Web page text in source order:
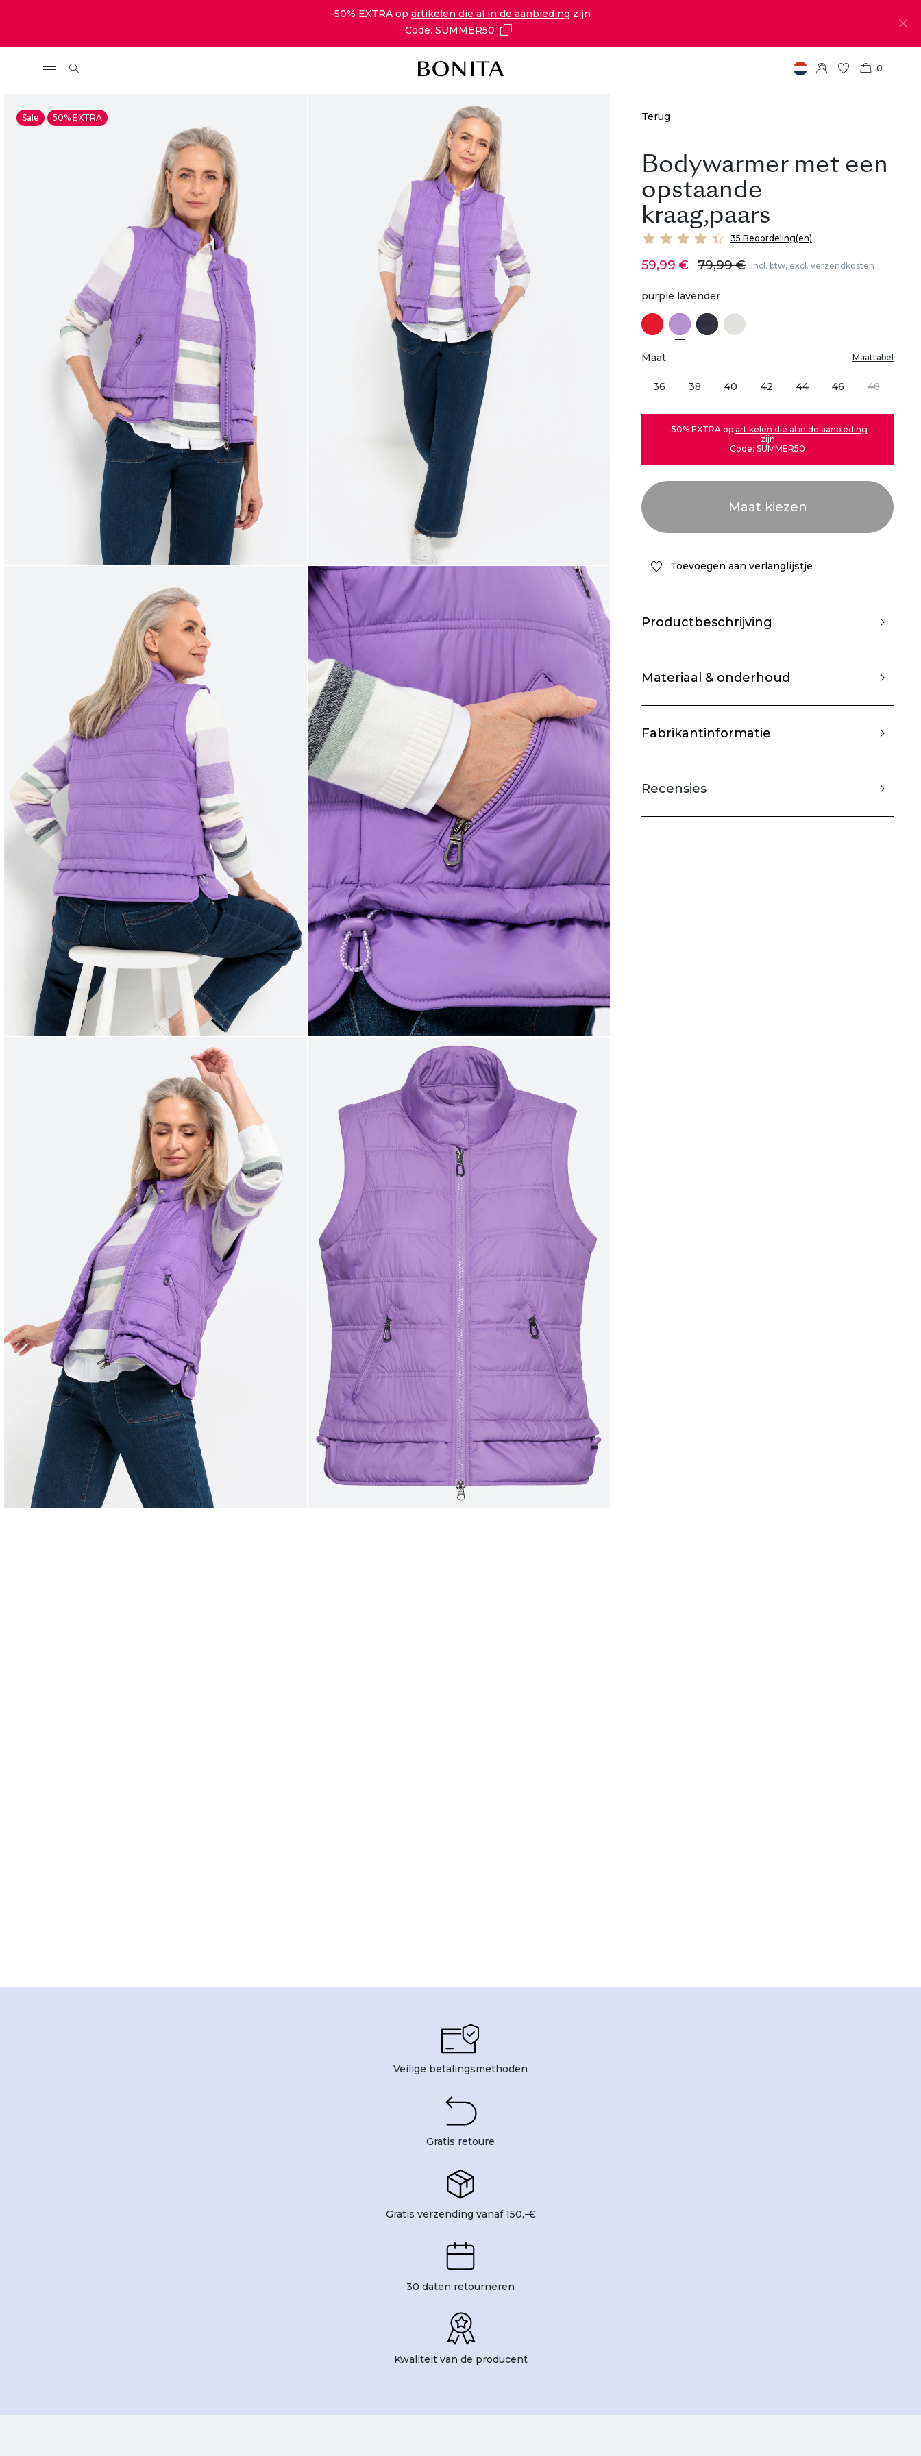
-50% EXTRA op artikelen die al in de aanbieding zijn
Code: SUMMER50
0
Sale 50% EXTRA Terug
Bodywarmer met een
opstaande
kraag,paars
35 Beoordeling(en)
59,99 € 79,99 € incl. btw, excl. verzendkosten
purple lavender
Maat Maattabel
36 38 40 42 44 46 48
-50% EXTRA op artikelen die al in de aanbieding
zijn
Code: SUMMER50
Toevoegen aan verlanglijstje
Productbeschrijving
Materiaal & onderhoud
Fabrikantinformatie
Recensies
Veilige betalingsmethoden
Gratis retoure
Gratis verzending vanaf 150,-€
30 daten retourneren
Kwaliteit van de producent